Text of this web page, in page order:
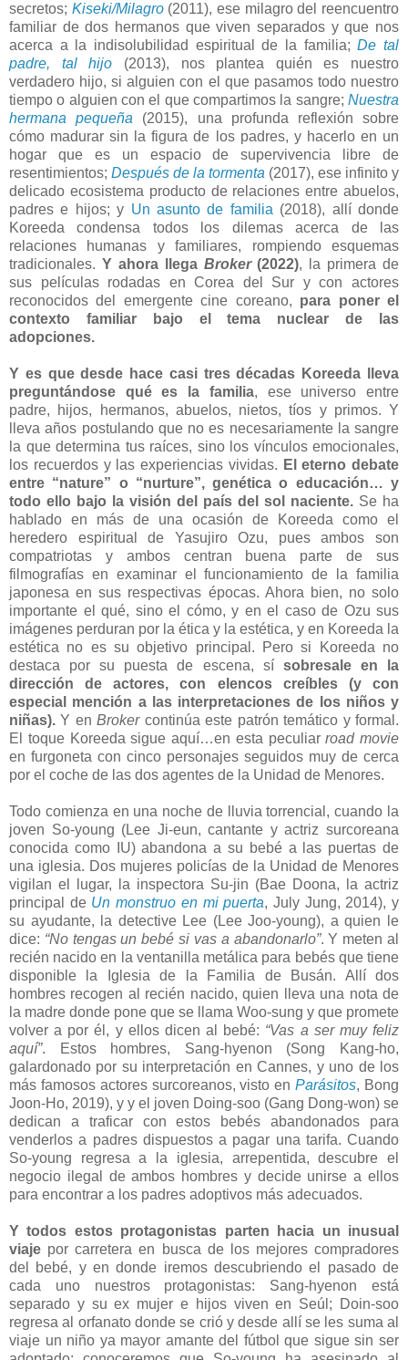
secretos; Kiseki/Milagro(2011), ese milagro del reencuentro
familiar de dos hermanos que viven separados y que nos
acerca a la indisolubilidad espiritual de la familia;De tal
padre, tal hijo (2013), nos plantea quién es nuestro
verdadero hijo, si alguien con el que pasamos todo nuestro
tiempo o alguien con el que compartimos la sangre; Nuestra
hermana pequeña (2015), una profunda reflexión sobre
cómo madurar sin la figura de los padres, y hacerlo en un
hogar que es un espacio de supervivencia libre de
resentimientos; Después de la tormenta (2017), ese infinito y
delicado ecosistema producto de relaciones entre abuelos,
padres e hijos; y Un asunto de familia(2018), allí donde
Koreeda condensa todos los dilemas acerca de las
relaciones humanas y familiares, rompiendo esquemas
tradicionales. Y ahora llega Broker(2022), la primera de
sus películas rodadas en Corea del Sur y con actores
reconocidos del emergente cine coreano, para poner el
contexto familiar bajo el tema nuclear de las
adopciones.
Y es que desde hace casi tres décadas Koreeda lleva
preguntándose qué es la familia, ese universo entre
padre, hijos, hermanos, abuelos, nietos, tíos y primos. Y
lleva años postulando que no es necesariamente la sangre
la que determina tus raíces, sino los vínculos emocionales,
los recuerdos y las experiencias vividas. El eterno debate
entre “nature” o “nurture”, genética o educación… y
todo ello bajo la visión del país del sol naciente. Se ha
hablado en más de una ocasión de Koreeda como el
heredero espiritual de Yasujiro Ozu, pues ambos son
compatriotas y ambos centran buena parte de sus
filmografías en examinar el funcionamiento de la familia
japonesa en sus respectivas épocas. Ahora bien, no solo
importante el qué, sino el cómo, y en el caso de Ozu sus
imágenes perduran por la ética y la estética, y en Koreeda la
estética no es su objetivo principal. Pero si Koreeda no
destaca por su puesta de escena, sí sobresale en la
dirección de actores, con elencos creíbles (y con
especial mención a las interpretaciones de los niños y
niñas). Y enBrokercontinúa este patrón temático y formal.
El toque Koreeda sigue aquí…en esta peculiarroad movie
en furgoneta con cinco personajes seguidos muy de cerca
por el coche de las dos agentes de la Unidad de Menores.
Todo comienza en una noche de lluvia torrencial, cuando la
joven So-young (Lee Ji-eun, cantante y actriz surcoreana
conocida como IU) abandona a su bebé a las puertas de
una iglesia. Dos mujeres policías de la Unidad de Menores
vigilan el lugar, la inspectora Su-jin (Bae Doona, la actriz
principal de Un monstruo en mi puerta, July Jung, 2014), y
su ayudante, la detective Lee (Lee Joo-young), a quien le
dice: “No tengas un bebé si vas a abandonarlo”. Y meten al
recién nacido en la ventanilla metálica para bebés que tiene
disponible la Iglesia de la Familia de Busán. Allí dos
hombres recogen al recién nacido, quien lleva una nota de
la madre donde pone que se llama Woo-sung y que promete
volver a por él, y ellos dicen al bebé: “Vas a ser muy feliz
aquí”. Estos hombres, Sang-hyenon (Song Kang-ho,
galardonado por su interpretación en Cannes, y uno de los
más famosos actores surcoreanos, visto enParásitos, Bong
Joon-Ho, 2019), y y el joven Doing-soo (Gang Dong-won) se
dedican a traficar con estos bebés abandonados para
venderlos a padres dispuestos a pagar una tarifa. Cuando
So-young regresa a la iglesia, arrepentida, descubre el
negocio ilegal de ambos hombres y decide unirse a ellos
para encontrar a los padres adoptivos más adecuados.
Y todos estos protagonistas parten hacia un inusual
viaje por carretera en busca de los mejores compradores
del bebé, y en donde iremos descubriendo el pasado de
cada uno nuestros protagonistas: Sang-hyenon está
separado y su ex mujer e hijos viven en Seúl; Doin-soo
regresa al orfanato donde se crió y desde allí se les suma al
viaje un niño ya mayor amante del fútbol que sigue sin ser